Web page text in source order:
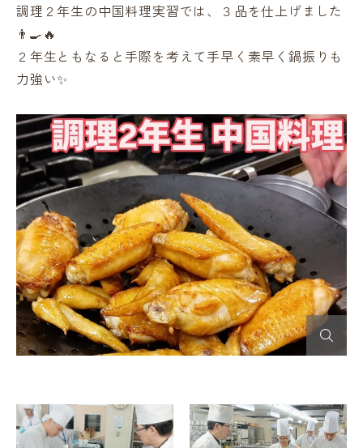
調理２年生の中国料理実習では、３品を仕上げました
👨‍🍳🔥
２年生ともなると手際を考えて手早く素早く鍋振りも
力強い✨️